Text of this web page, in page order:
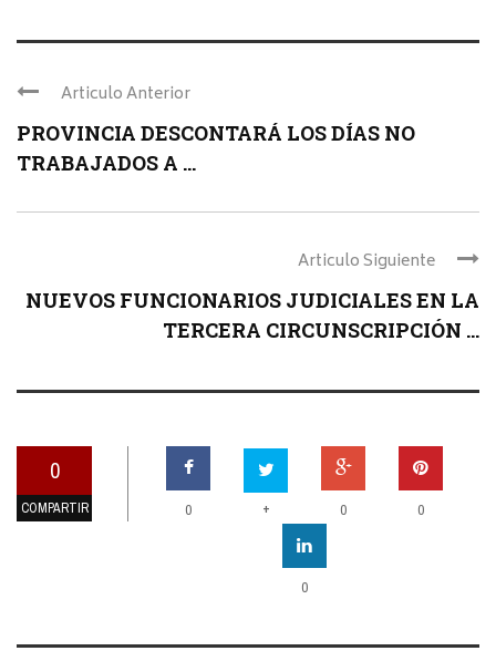
Articulo Anterior
PROVINCIA DESCONTARÁ LOS DÍAS NO
TRABAJADOS A ...
Articulo Siguiente
NUEVOS FUNCIONARIOS JUDICIALES EN LA
TERCERA CIRCUNSCRIPCIÓN ...
0
COMPARTIR 0 + 0 0
0